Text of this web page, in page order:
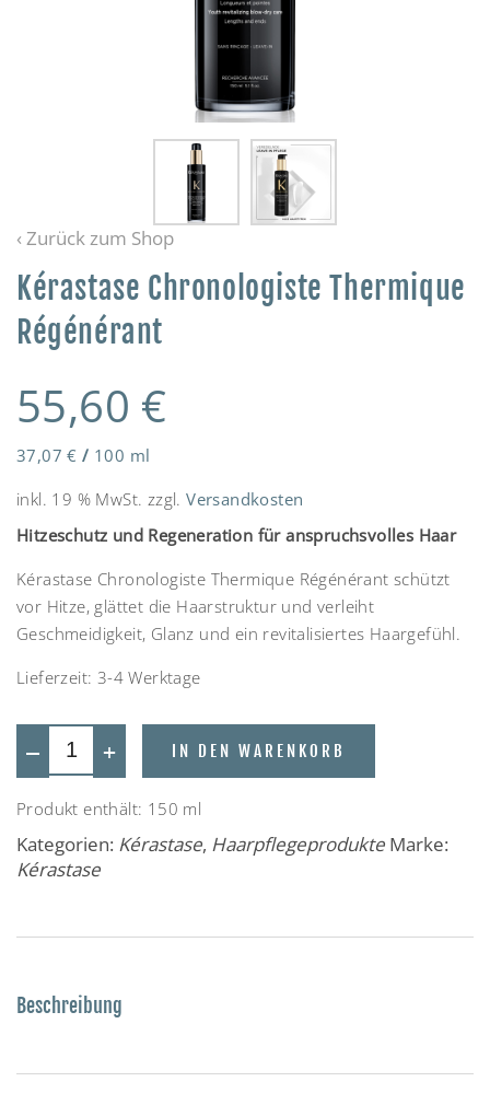
‹ Zurück zum Shop
Kérastase Chronologiste Thermique
Régénérant
55,60 €
37,07€ / 100 ml
inkl. 19 % MwSt. zzgl.Versandkosten
Hitzeschutz und Regeneration für anspruchsvolles Haar
Kérastase Chronologiste Thermique Régénérant schützt
vor Hitze, glättet die Haarstruktur und verleiht
Geschmeidigkeit, Glanz und ein revitalisiertes Haargefühl.
Lieferzeit: 3-4 Werktage
+
— IN DEN WARENKORB
Produkt enthält: 150 ml
Kategorien: Kérastase, Haarpflegeprodukte Marke:
Kérastase
Beschreibung